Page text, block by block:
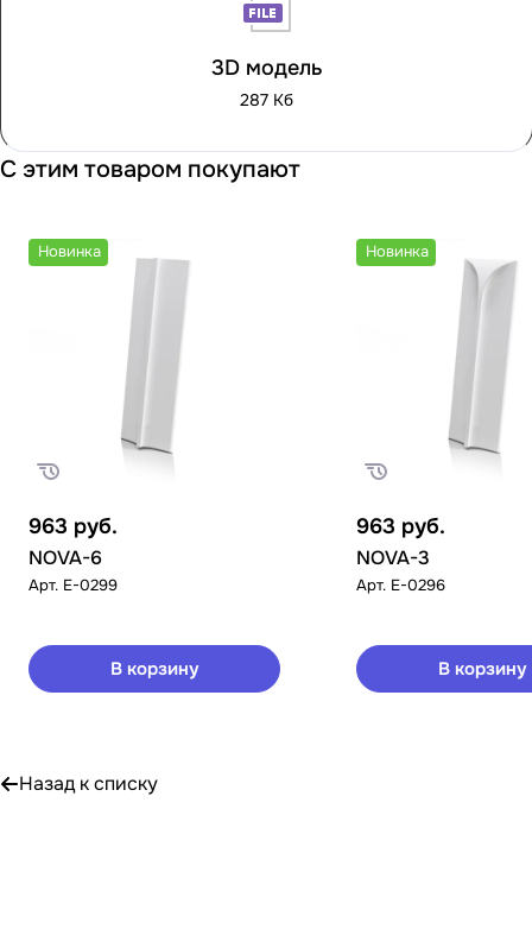
3D модель
287 Кб
С этим товаром покупают
Новинка
963 руб.
NOVA-6
Арт. E-0299
В корзину
Новинка
963 руб.
NOVA-3
Арт. E-0296
В корзину
Назад к списку